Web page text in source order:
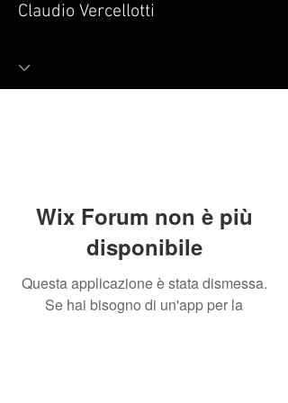
Claudio Vercellotti
Wix Forum non è più
disponibile
Questa applicazione è stata dismessa.
Se hai bisogno di un'app per la